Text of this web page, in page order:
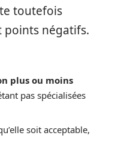
toutefois
points négatifs.
plus ou moins
pas spécialisées
soit acceptable,